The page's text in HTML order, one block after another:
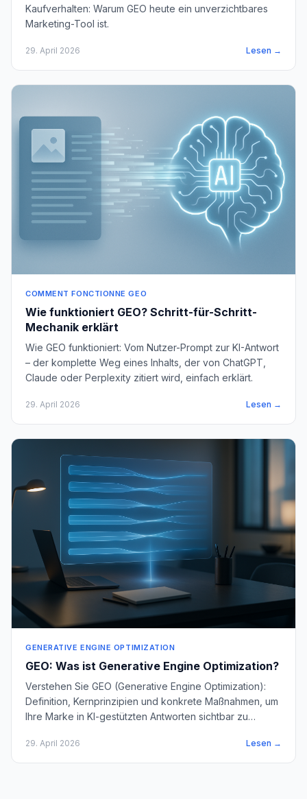
Kaufverhalten: Warum GEO heute ein unverzichtbares
Marketing-Tool ist.
29. April 2026 Lesen →
COMMENT FONCTIONNE GEO
Wie funktioniert GEO? Schritt-für-Schritt-
Mechanik erklärt
Wie GEO funktioniert: Vom Nutzer-Prompt zur KI-Antwort
– der komplette Weg eines Inhalts, der von ChatGPT,
Claude oder Perplexity zitiert wird, einfach erklärt.
29. April 2026 Lesen →
GENERATIVE ENGINE OPTIMIZATION
GEO: Was ist Generative Engine Optimization?
Verstehen Sie GEO (Generative Engine Optimization):
Definition, Kernprinzipien und konkrete Maßnahmen, um
Ihre Marke in KI-gestützten Antworten sichtbar zu
29. April 2026 Lesen →